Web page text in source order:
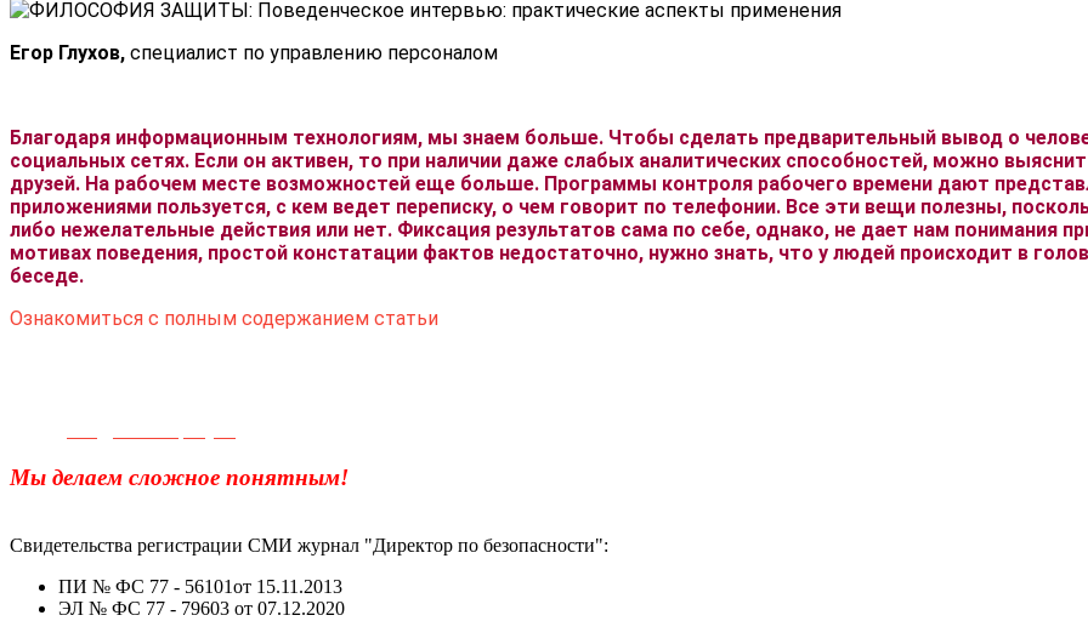
Егор Глухов, специалист по управлению персоналом
Благодаря информационным технологиям, мы знаем больше. Чтобы сделать предварительный вывод о
социальных сетях. Если он активен, то при наличии даже слабых аналитических способностей, можно
друзей. На рабочем месте возможностей еще больше. Программы контроля рабочего времени дают
приложениями пользуется, с кем ведет переписку, о чем говорит по телефонии. Все эти вещи полезны,
либо нежелательные действия или нет. Фиксация результатов сама по себе, однако, не дает нам понимания
мотивах поведения, простой констатации фактов недостаточно, нужно знать, что у людей происходит в
беседе.
Ознакомиться с полным содержанием статьи
Мы делаем сложное понятным!
Свидетельства регистрации СМИ журнал "Директор по безопасности":
ПИ № ФС 77 - 56101от 15.11.2013
ЭЛ № ФС 77 - 79603 от 07.12.2020